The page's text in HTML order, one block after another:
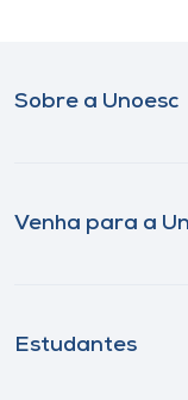
Sobre a Unoesc
Venha para a
Estudantes